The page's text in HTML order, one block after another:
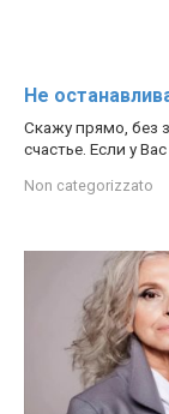
Не
Скажу прямо, без
счастье. Если у
Non categorizzato